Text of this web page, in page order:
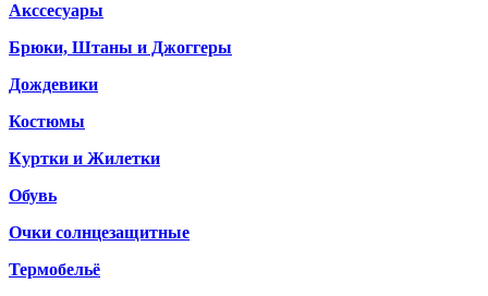
Акссесуары
Брюки, Штаны и Джоггеры
Дождевики
Костюмы
Куртки и Жилетки
Обувь
Очки солнцезащитные
Термобельё